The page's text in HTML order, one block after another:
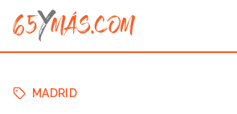
MADRID